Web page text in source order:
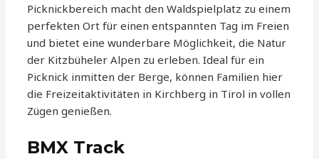
Picknickbereich macht den Waldspielplatz zu einem
perfekten Ort für einen entspannten Tag im Freien
und bietet eine wunderbare Möglichkeit, die Natur
der Kitzbüheler Alpen zu erleben. Ideal für ein
Picknick inmitten der Berge, können Familien hier
die Freizeitaktivitäten in Kirchberg in Tirol in vollen
Zügen genießen.
BMX Track